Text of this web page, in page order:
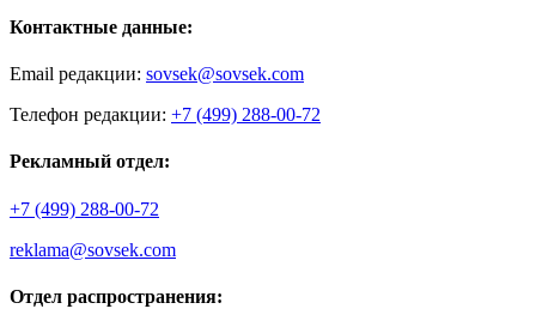
Контактные данные:
Email редакции: sovsek@sovsek.com
Телефон редакции: +7 (499) 288-00-72
Рекламный отдел:
+7 (499) 288-00-72
reklama@sovsek.com
Отдел распространения: